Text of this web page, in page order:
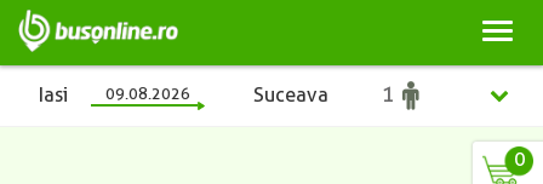
Iasi 09.08.2026 Suceava
0